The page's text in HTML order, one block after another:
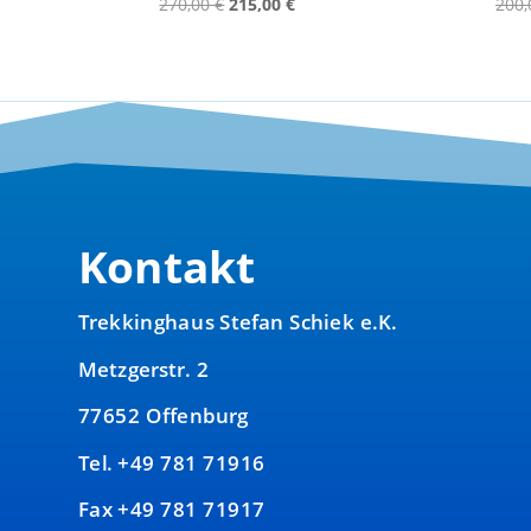
Kontakt
Trekkinghaus Stefan Schiek e.K.
Metzgerstr. 2
77652 Offenburg
Tel. +49 781 71916
Fax +49 781 71917